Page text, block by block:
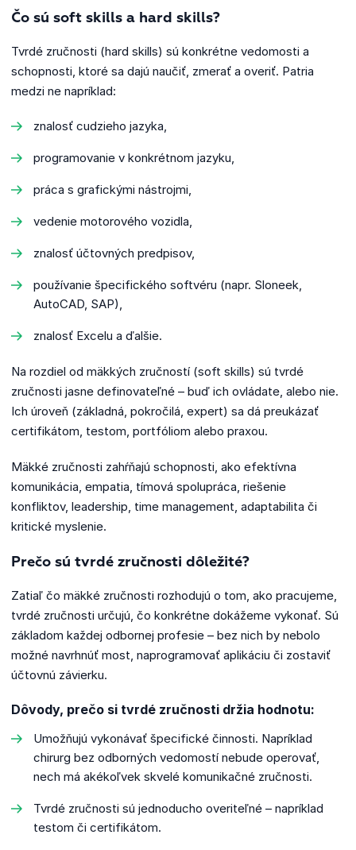
Čo sú soft skills a hard skills?
Tvrdé zručnosti (hard skills) sú konkrétne vedomosti a
schopnosti, ktoré sa dajú naučiť, zmerať a overiť. Patria
medzi ne napríklad:
znalosť cudzieho jazyka,
programovanie v konkrétnom jazyku,
práca s grafickými nástrojmi,
vedenie motorového vozidla,
znalosť účtovných predpisov,
používanie špecifického softvéru (napr. Sloneek,
AutoCAD, SAP),
znalosť Excelu a ďalšie.
Na rozdiel od mäkkých zručností (soft skills) sú tvrdé
zručnosti jasne definovateľné – buď ich ovládate, alebo nie.
Ich úroveň (základná, pokročilá, expert) sa dá preukázať
certifikátom, testom, portfóliom alebo praxou.
Mäkké zručnosti zahŕňajú schopnosti, ako efektívna
komunikácia, empatia, tímová spolupráca, riešenie
konfliktov, leadership, time management, adaptabilita či
kritické myslenie.
Prečo sú tvrdé zručnosti dôležité?
Zatiaľ čo mäkké zručnosti rozhodujú o tom, ako pracujeme,
tvrdé zručnosti určujú, čo konkrétne dokážeme vykonať. Sú
základom každej odbornej profesie – bez nich by nebolo
možné navrhnúť most, naprogramovať aplikáciu či zostaviť
účtovnú závierku.
Dôvody, prečo si tvrdé zručnosti držia hodnotu:
Umožňujú vykonávať špecifické činnosti. Napríklad
chirurg bez odborných vedomostí nebude operovať,
nech má akékoľvek skvelé komunikačné zručnosti.
Tvrdé zručnosti sú jednoducho overiteľné – napríklad
testom či certifikátom.